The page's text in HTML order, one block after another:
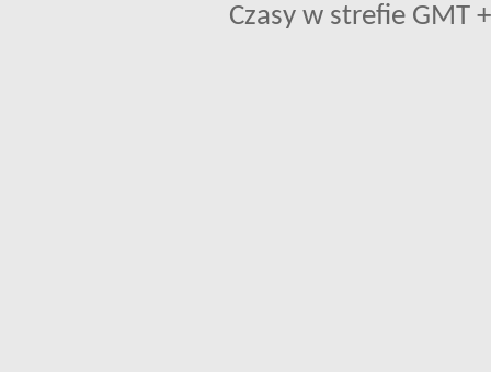
Czasy w strefie GMT